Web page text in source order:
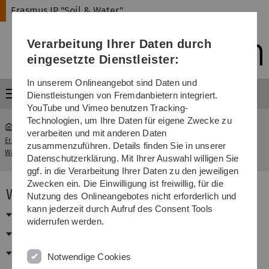
Direkt
Direkt
Direkt
(Sprache,
Drucken,
Media)
Direkt
Direkt
Erasmus IP "Soil & Water"
Menü
Erasmus IP "Soil &
Water"
...
Work programme 2012
Sunday, September 16th, 2012
Tuesday, September 18th, 2012
Verarbeitung Ihrer Daten durch
eingesetzte Dienstleister:
In unserem Onlineangebot sind Daten und
Dienstleistungen von Fremdanbietern integriert.
YouTube und Vimeo benutzen Tracking-
Technologien, um Ihre Daten für eigene Zwecke zu
verarbeiten und mit anderen Daten
zusammenzuführen. Details finden Sie in unserer
Datenschutzerklärung. Mit Ihrer Auswahl willigen Sie
ggf. in die Verarbeitung Ihrer Daten zu den jeweiligen
Zwecken ein. Die Einwilligung ist freiwillig, für die
Nutzung des Onlineangebotes nicht erforderlich und
kann jederzeit durch Aufruf des Consent Tools
widerrufen werden.
Notwendige Cookies